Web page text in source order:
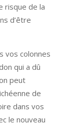
risque de la
d’être
vos colonnes
qui a dû
peut
de
dans vos
le nouveau